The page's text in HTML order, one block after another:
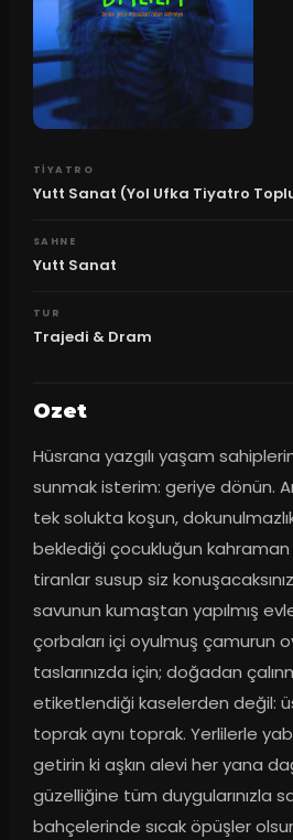
TIYATRO
Yutt Sanat (Yol Ufka Tiyatro
SAHNE
Yutt Sanat
TUR
Trajedi & Dram
Ozet
Hüsrana yazgılı yaşam
sunmak isterim: geriye dönün.
tek solukta koşun, dokunulmazlık
beklediği çocukluğun kahraman
tiranlar susup siz
savunun kumaştan yapılmış
çorbaları içi oyulmuş çamurun
taslarınızda için; doğadan
etiketlendiği kaselerden değil:
toprak aynı toprak. Yerlilerle
getirin ki aşkın alevi her yana
güzelliğine tüm duygularınızla
bahçelerinde sıcak öpüşler